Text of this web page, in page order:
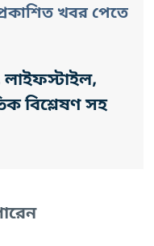
খবর পেতে
লাইফস্টাইল,
বিশ্লেষণ সহ